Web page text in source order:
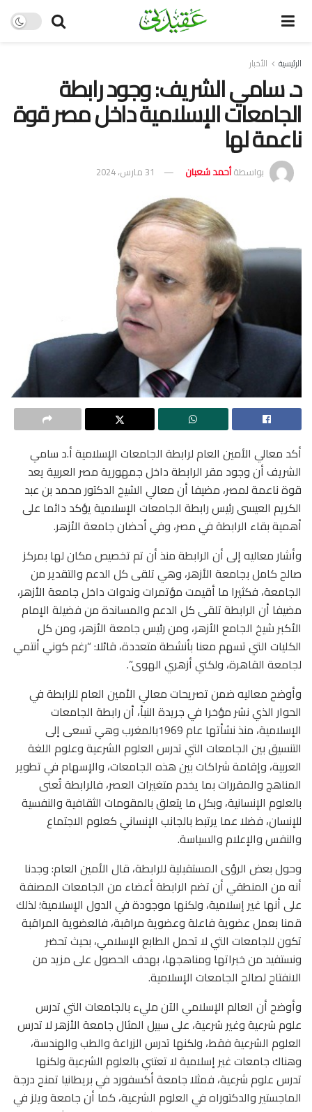
الرئيسية الأخبار
د. سامي الشريف: وجود رابطة
الجامعات الإسلامية داخل مصر قوة
ناعمة لها
بواسطةأحمد شعبان 31 مارس، 2024
أكد معالي الأمين العام لرابطة الجامعات الإسلامية أ.د سامي
الشريف أن وجود مقر الرابطة داخل جمهورية مصر العربية يعد
قوة ناعمة لمصر، مضيفا أن معالي الشيخ الدكتور محمد بن عبد
الكريم العيسى رئيس رابطة الجامعات الإسلامية يؤكد دائما على
أهمية بقاء الرابطة في مصر، وفي أحضان جامعة الأزهر.
وأشار معاليه إلى أن الرابطة منذ أن تم تخصيص مكان لها بمركز
صالح كامل بجامعة الأزهر، وهي تلقى كل الدعم والتقدير من
الجامعة، فكثيرا ما أقيمت مؤتمرات وندوات داخل جامعة الأزهر،
مضيفا أن الرابطة تلقى كل الدعم والمساندة من فضيلة الإمام
الأكبر شيخ الجامع الأزهر، ومن رئيس جامعة الأزهر، ومن كل
الكليات التي تسهم معنا بأنشطة متعددة، قائلا: “رغم كوني أنتمي
لجامعة القاهرة، ولكني أزهري الهوى”.
وأوضح معاليه ضمن تصريحات معالي الأمين العام للرابطة في
الحوار الذي نشر مؤخرا في جريدة النبأ، أن رابطة الجامعات
الإسلامية، منذ نشأتها عام 1969بالمغرب وهي تسعى إلى
التنسيق بين الجامعات التي تدرس العلوم الشرعية وعلوم اللغة
العربية، وإقامة شراكات بين هذه الجامعات، والإسهام في تطوير
المناهج والمقررات بما يخدم متغيرات العصر، فالرابطة تُعنى
بالعلوم الإنسانية، وبكل ما يتعلق بالمقومات الثقافية والنفسية
للإنسان، فضلا عما يرتبط بالجانب الإنساني كعلوم الاجتماع
والنفس والإعلام والسياسة.
وحول بعض الرؤى المستقبلية للرابطة، قال الأمين العام: وجدنا
أنه من المنطقي أن تضم الرابطة أعضاء من الجامعات المصنفة
على أنها غير إسلامية، ولكنها موجودة في الدول الإسلامية؛ لذلك
قمنا بعمل عضوية فاعلة وعضوية مراقبة، فالعضوية المراقبة
تكون للجامعات التي لا تحمل الطابع الإسلامي، بحيث تحضر
ونستفيد من خبراتها ومناهجها، بهدف الحصول على مزيد من
الانفتاح لصالح الجامعات الإسلامية.
وأوضح أن العالم الإسلامي الآن مليء بالجامعات التي تدرس
علوم شرعية وغير شرعية، على سبيل المثال جامعة الأزهر لا تدرس
العلوم الشرعية فقط، ولكنها تدرس الزراعة والطب والهندسة،
وهناك جامعات غير إسلامية لا تعتني بالعلوم الشرعية ولكنها
تدرس علوم شرعية، فمثلا جامعة أكسفورد في بريطانيا تمنح درجة
الماجستير والدكتوراه في العلوم الشرعية، كما أن جامعة ويلز في